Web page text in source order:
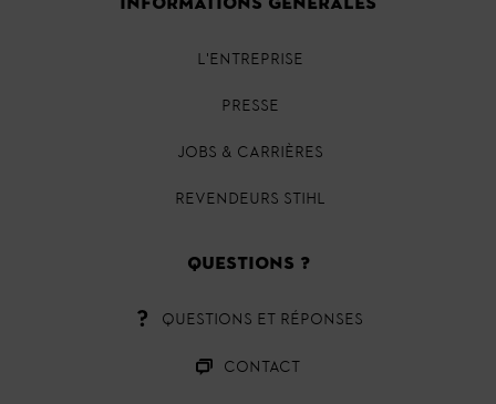
L'ENTREPRISE
PRESSE
JOBS & CARRIÈRES
REVENDEURS STIHL
QUESTIONS ?
QUESTIONS ET RÉPONSES
CONTACT